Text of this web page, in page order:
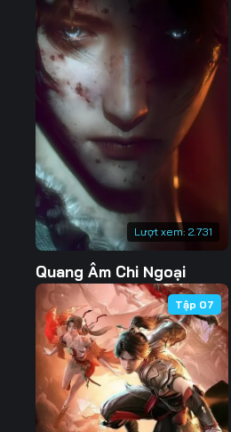
Lượt xem: 2.731
Quang Âm Chi Ngoại
Tập 07